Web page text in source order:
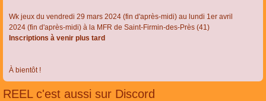
Wk jeux du vendredi 29 mars 2024 (fin d'après-midi) au lundi 1er avril
2024 (fin d'après-midi) à la MFR de Saint-Firmin-des-Près (41)
Inscriptions à venir plus tard
À bientôt !
REEL c'est aussi sur Discord